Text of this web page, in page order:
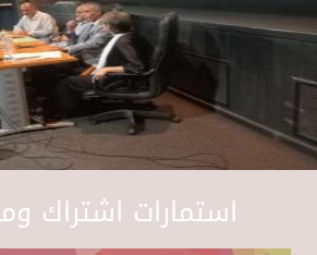
استمارات اشتراك